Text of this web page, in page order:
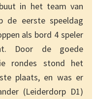
in het team van
de eerste speeldag
als bord 4 speler
Door de goede
rondes stond het
plaats, en was er
(Leiderdorp D1)